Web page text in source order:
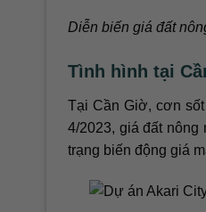
Diễn biến giá đất
Tình hình tại
Tại Cần Giờ, cơn
4/2023, giá đất nông
trạng biến động giá